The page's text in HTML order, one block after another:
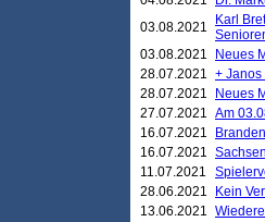
03.08.2021
Karl
03.08.2021
Neues
28.07.2021 + Janos
28.07.2021
Neues
27.07.2021 Am
16.07.2021
16.07.2021
11.07.2021
28.06.2021
Kein
13.06.2021